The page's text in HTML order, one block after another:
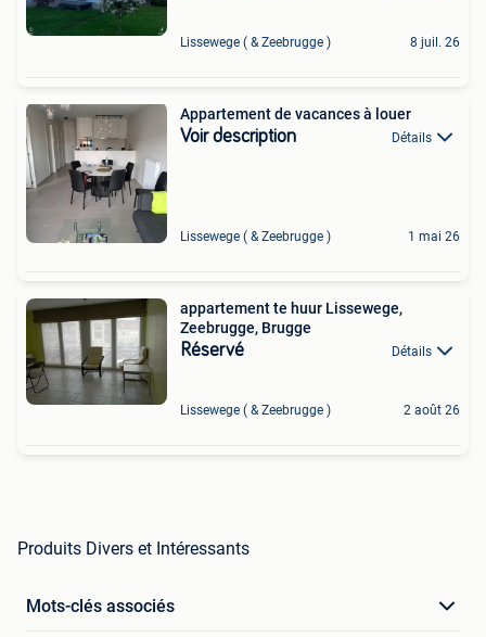
Lissewege ( & Zeebrugge ) 8 juil. 26
Appartement de vacances à louer
Voir description Détails
Lissewege ( & Zeebrugge ) 1 mai 26
appartement te huur Lissewege,
Zeebrugge, Brugge
Réservé Détails
Lissewege ( & Zeebrugge ) 2 août 26
Produits Divers et Intéressants
Mots-clés associés